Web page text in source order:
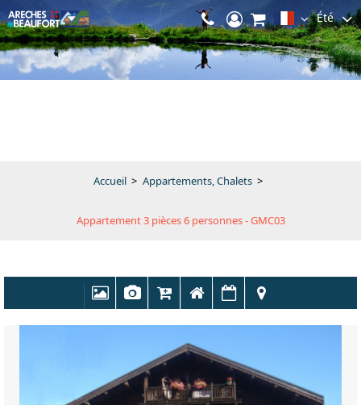
Été
Accueil > Appartements, Chalets >
Appartement 3 pièces 6 personnes - GMC03